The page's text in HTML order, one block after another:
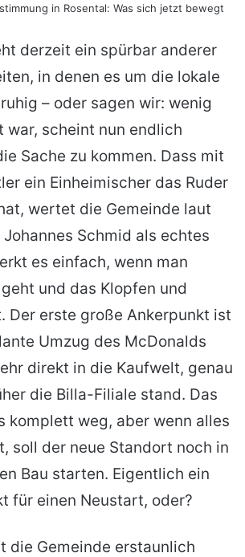
derzeit ein spürbar anderer
in denen es um die lokale
– oder sagen wir: wenig
war, scheint nun endlich
Sache zu kommen. Dass mit
ein Einheimischer das Ruder
wertet die Gemeinde laut
Schmid als echtes
es einfach, wenn man
und das Klopfen und
Der erste große Ankerpunkt ist
Umzug des McDonalds
direkt in die Kaufwelt, genau
die Billa-Filiale stand. Das
komplett weg, aber wenn alles
soll der neue Standort noch in
Bau starten. Eigentlich ein
für einen Neustart, oder?
die Gemeinde erstaunlich